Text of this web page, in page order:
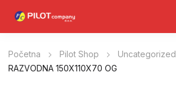
Početna Pilot Shop Uncategorized
RAZVODNA 150X110X70 OG